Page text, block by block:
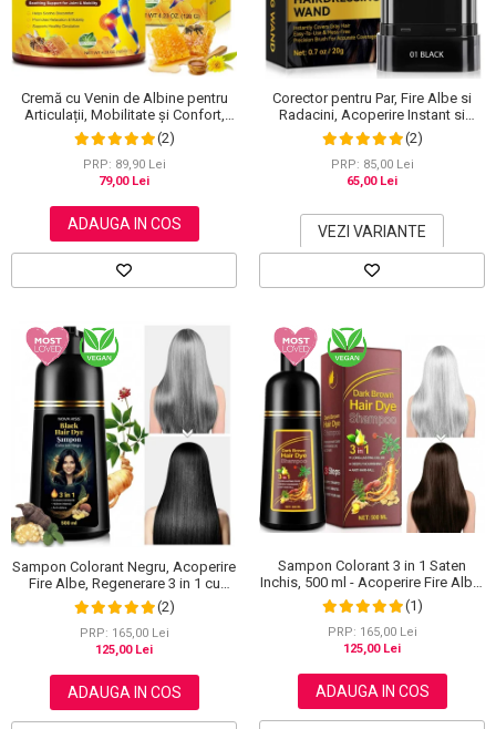
Scrub / Balsam de buze
Netestate pe Animale
Cremă cu Venin de Albine pentru
Articulații, Mobilitate și Confort,
120 g
(2)
PRP: 89,90 Lei
79,00 Lei
ADAUGA IN COS
Corector pentru Par, Fire Albe si
Radacini, Acoperire Instant si
Rezistenta la Transfer, 20 g
(2)
PRP: 85,00 Lei
65,00 Lei
VEZI VARIANTE
Sampon Colorant Negru, Acoperire
Fire Albe, Regenerare 3 in 1 cu
Ghimbir, 500 ml
(2)
PRP: 165,00 Lei
125,00 Lei
ADAUGA IN COS
Sampon Colorant 3 in 1 Saten
Inchis, 500 ml - Acoperire Fire Albe,
Hranire si Anti-Cadere
(1)
PRP: 165,00 Lei
125,00 Lei
ADAUGA IN COS